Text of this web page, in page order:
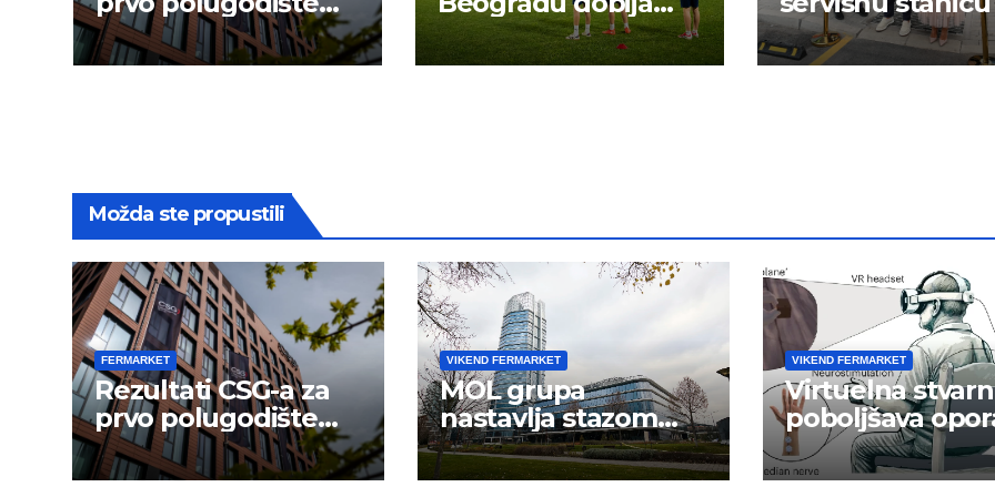
2026.
novu energiju:
Možda ste propustili
FERMARKET
Rezultati CSG-a za
prvo polugodište
2026.
VIKEND FERMARKET
MOL grupa
nastavlja stazom
uspeha
VIKEND FERMARKET
Virtuelna
poboljšava
ruke nakon
moždanog